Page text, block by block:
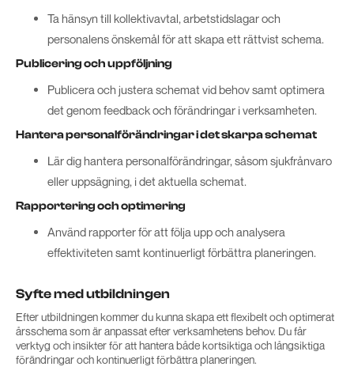
Ta hänsyn till kollektivavtal, arbetstidslagar och
personalens önskemål för att skapa ett rättvist schema.
Publicering och uppföljning
Publicera och justera schemat vid behov samt optimera
det genom feedback och förändringar i verksamheten.
Hantera personalförändringar i det skarpa schemat
Lär dig hantera personalförändringar, såsom sjukfrånvaro
eller uppsägning, i det aktuella schemat.
Rapportering och optimering
Använd rapporter för att följa upp och analysera
effektiviteten samt kontinuerligt förbättra planeringen.
Syfte med utbildningen
Efter utbildningen kommer du kunna skapa ett flexibelt och optimerat
årsschema som är anpassat efter verksamhetens behov. Du får
verktyg och insikter för att hantera både kortsiktiga och långsiktiga
förändringar och kontinuerligt förbättra planeringen.